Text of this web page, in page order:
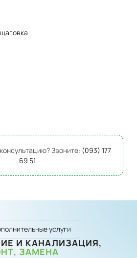
Звоните: (093) 177
69 51
услуги
И КАНАЛИЗАЦИЯ,
ЗАМЕНА